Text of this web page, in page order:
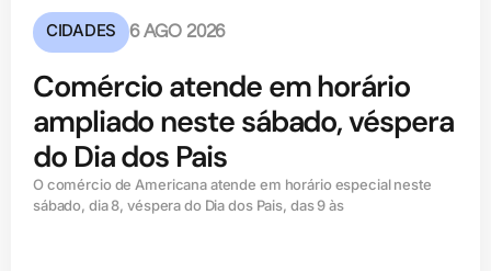
CIDADES 6 AGO 2026
Comércio atende em horário
ampliado neste sábado, véspera
do Dia dos Pais
O comércio de Americana atende em horário especial neste
sábado, dia 8, véspera do Dia dos Pais, das 9 às